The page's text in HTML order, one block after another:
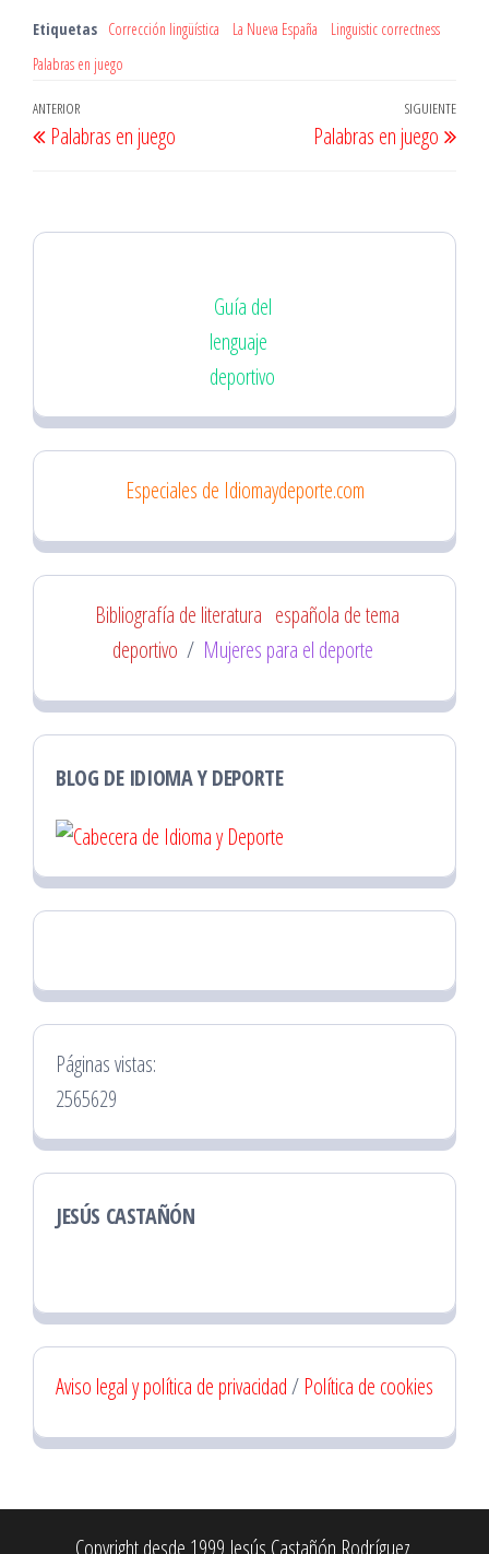
Etiquetas Corrección lingüística La Nueva España
Linguistic correctness
Palabras en juego
Navegación
de
Entrada
anterior
ANTERIOR
Palabras en juego
SIGUIENTE
Palabras en juego
Guía del
lenguaje
deportivo
Especiales de Idiomaydeporte.com
Bibliografía de literatura española de tema
deportivo / Mujeres para el deporte
BLOG DE IDIOMA Y DEPORTE
Páginas vistas:
2565629
JESÚS CASTAÑÓN
Aviso legal y política de privacidad/ Política de cookies
Copyright desde 1999 Jesús Castañón Rodríguez.